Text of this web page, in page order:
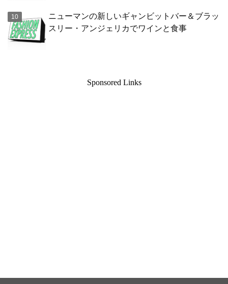
ニューマンの新しいギャンビットバー＆ブラッ
スリー・アンジェリカでワインと食事
Sponsored Links